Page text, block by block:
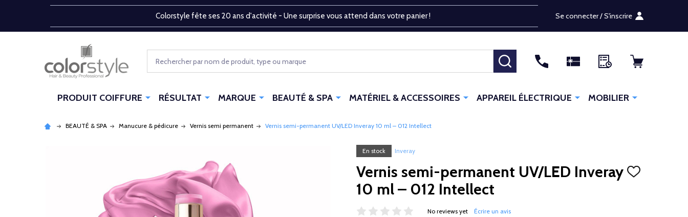
Colorstyle fête ses 20 ans d'activité - Une surprise vous attend dans votre panier ! Se connecter / S'inscrire
RECHERCHER
PRODUIT COIFFURE RÉSULTAT MARQUE BEAUTÉ & SPA MATÉRIEL & ACCESSOIRES APPAREIL ÉLECTRIQUE MOBILIER
BEAUTÉ & SPA Manucure & pédicure Vernis semi permanent Vernis semi-permanent UV/LED Inveray 10 ml – 012 Intellect
En stock Inveray
Vernis semi-permanent UV/LED Inveray
10 ml – 012 Intellect
AJOUTER
No reviews yet Écrire un avis